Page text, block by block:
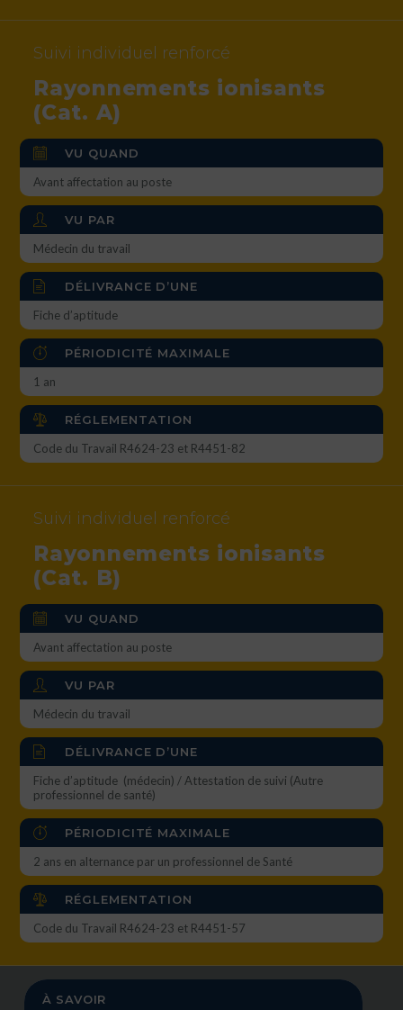
Suivi individuel renforcé
Rayonnements ionisants
(Cat. A)
VU QUAND
Avant affectation au poste
VU PAR
Médecin du travail
DÉLIVRANCE D’UNE
Fiche d’aptitude
PÉRIODICITÉ MAXIMALE
1 an
RÉGLEMENTATION
Code du Travail R4624-23 et R4451-82
Suivi individuel renforcé
Rayonnements ionisants
(Cat. B)
VU QUAND
Avant affectation au poste
VU PAR
Médecin du travail
DÉLIVRANCE D’UNE
Fiche d’aptitude (médecin) / Attestation de suivi (Autre
professionnel de santé)
PÉRIODICITÉ MAXIMALE
2 ans en alternance par un professionnel de Santé
RÉGLEMENTATION
Code du Travail R4624-23 et R4451-57
À SAVOIR